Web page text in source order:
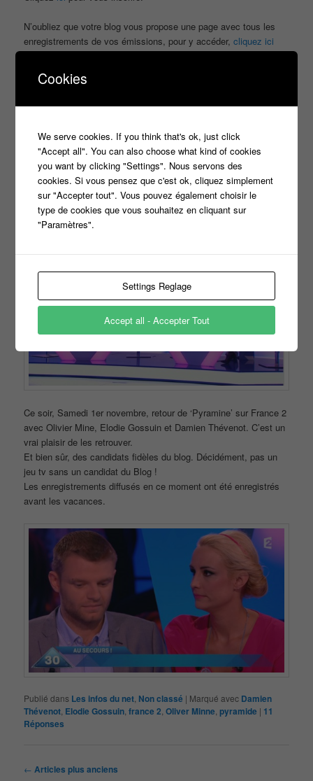
N’oubliez que votre blog vous propose une page avec tous les
enregistrements de vos émissions, pour y accéder,cliquez ici
Le retour de ‘Pyramide’ sur
France 2
Publié le1 novembre 2014partiti
Ce soir, Samedi 1er novembre, retour de ‘Pyramine’ sur France 2
avec Olivier Mine, Elodie Gossuin et Damien Thévenot. C’est un
vrai plaisir de les retrouver.
Et bien sûr, des candidats fidèles du blog. Décidément, pas un
jeu tv sans un candidat du Blog !
Les enregistrements diffusés en ce moment ont été enregistrés
avant les vacances.
Publié dans Les infos du net Non classé | Marqué avec Damien
Thévenot Elodie Gossuin ,france 2 ,Oliver Minne ,pyramide | 11
Réponses
Navigation
← Articles plus anciens
Cookies
We serve cookies. If you think that's ok, just click
"Accept all". You can also choose what kind of cookies
you want by clicking "Settings". Nous servons des
cookies. Si vous pensez que c'est ok, cliquez simplement
sur "Accepter tout". Vous pouvez également choisir le
type de cookies que vous souhaitez en cliquant sur
"Paramètres".
Settings Reglage
Accept all - Accepter Tout